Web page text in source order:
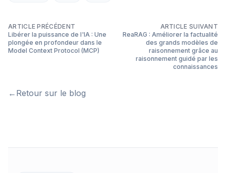
ARTICLE PRÉCÉDENT
Libérer la puissance de l'IA : Une
plongée en profondeur dans le
Model Context Protocol (MCP)
ARTICLE SUIVANT
ReaRAG : Améliorer la factualité
des grands modèles de
raisonnement grâce au
raisonnement guidé par les
connaissances
← Retour sur le blog